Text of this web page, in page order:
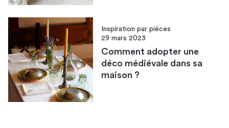
Inspiration par pièces
29 mars 2023
Comment adopter une
déco médiévale dans sa
maison ?